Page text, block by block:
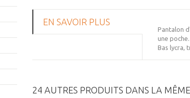
EN SAVOIR PLUS
Pantalon
une poche.
Bas lycra,
24 AUTRES PRODUITS DANS LA